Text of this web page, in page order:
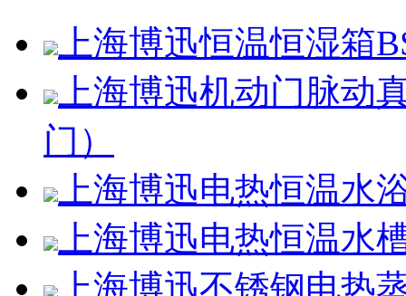
上海博迅恒温恒湿箱
上海博迅机动门脉动
门）
上海博迅电热恒温水
上海博迅电热恒温水
上海博迅不锈钢电热